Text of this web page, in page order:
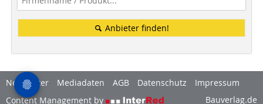
Anbieter finden!
Newsletter Mediadaten AGB Datenschutz
Impressum
Content Management by
Bauverlag.de